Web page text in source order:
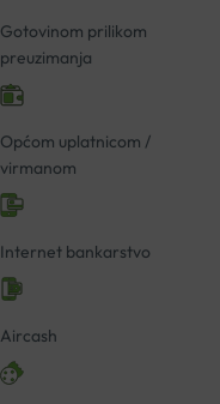
Gotovinom prilikom
preuzimanja
Općom uplatnicom /
virmanom
Internet bankarstvo
Aircash